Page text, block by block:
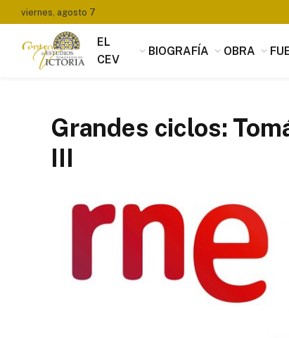
viernes, agosto 7
EL
CEV
BIOGRAFÍA OBRA
Grandes ciclos:
III